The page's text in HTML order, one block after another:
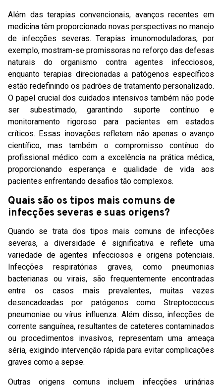
Além das terapias convencionais, avanços recentes em
medicina têm proporcionado novas perspectivas no manejo
de infecções severas. Terapias imunomoduladoras, por
exemplo, mostram-se promissoras no reforço das defesas
naturais do organismo contra agentes infecciosos,
enquanto terapias direcionadas a patógenos específicos
estão redefinindo os padrões de tratamento personalizado.
O papel crucial dos cuidados intensivos também não pode
ser subestimado, garantindo suporte contínuo e
monitoramento rigoroso para pacientes em estados
críticos. Essas inovações refletem não apenas o avanço
científico, mas também o compromisso contínuo do
profissional médico com a excelência na prática médica,
proporcionando esperança e qualidade de vida aos
pacientes enfrentando desafios tão complexos.
Quais são os tipos mais comuns de
infecções severas e suas origens?
Quando se trata dos tipos mais comuns de infecções
severas, a diversidade é significativa e reflete uma
variedade de agentes infecciosos e origens potenciais.
Infecções respiratórias graves, como pneumonias
bacterianas ou virais, são frequentemente encontradas
entre os casos mais prevalentes, muitas vezes
desencadeadas por patógenos como Streptococcus
pneumoniae ou vírus influenza. Além disso, infecções de
corrente sanguínea, resultantes de cateteres contaminados
ou procedimentos invasivos, representam uma ameaça
séria, exigindo intervenção rápida para evitar complicações
graves como a sepse.
Outras origens comuns incluem infecções urinárias